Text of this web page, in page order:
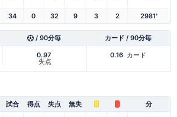
34 0 32 9 3 2 2981'
/ 90分毎 カード / 90分毎
0.97
失点
0.16 カード
試合 得点 失点 無失 分